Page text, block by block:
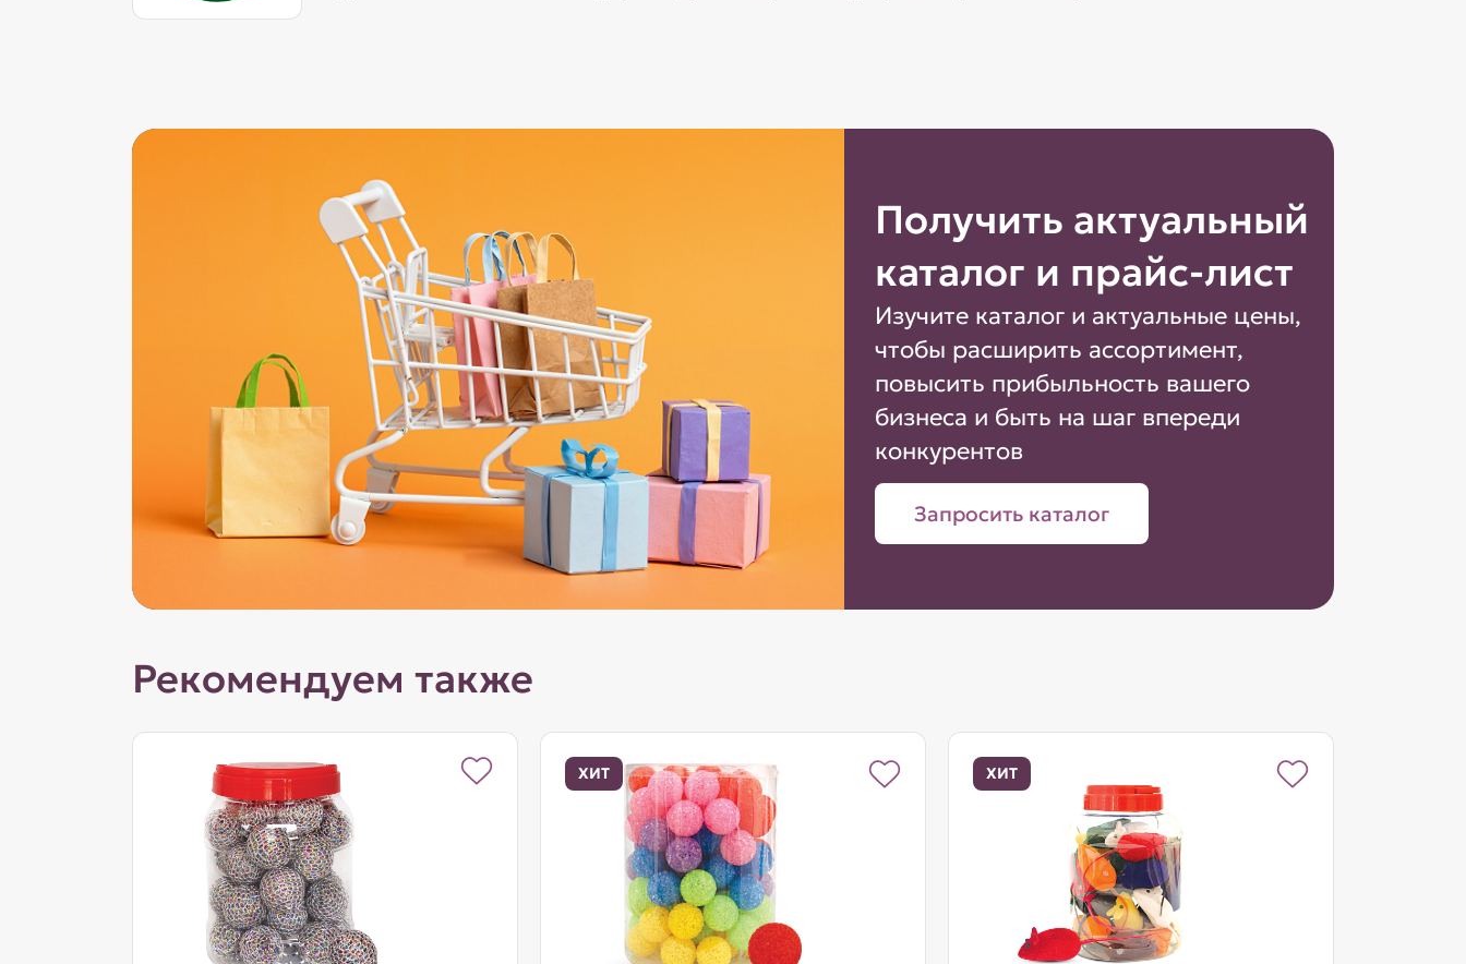
Получить актуальный
каталог и прайс-лист
Изучите каталог и актуальные цены,
чтобы расширить ассортимент,
повысить прибыльность вашего
бизнеса и быть на шаг впереди
конкурентов
Запросить каталог
Рекомендуем также
ХИТ ХИТ